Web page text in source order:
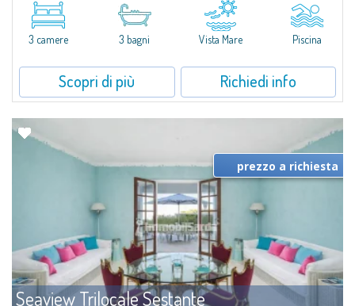
arricchita da una piscina privata. Spazi luminosi e ben distribuiti, ideali per
vivere il fascino e la tranquillità di Porto Rafael in un...
3 camere 3 bagni Vista Mare Piscina
Scopri di più Richiedi info
Seaview Trilocale Sestante
prezzo a richiesta